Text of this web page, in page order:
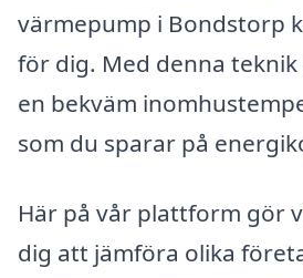
värmepump i Bondstorp
för dig. Med denna
en bekväm
som du sparar på
Här på vår plattform gör
dig att jämföra olika